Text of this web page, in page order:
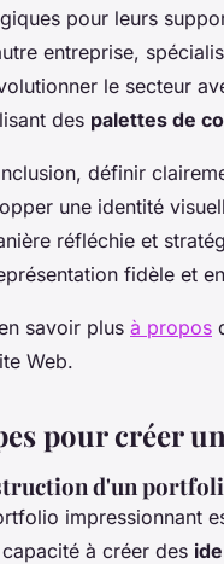
pour leurs
entreprise,
le secteur
des palettes de
définir
une identité
réfléchie et
fidèle et
savoir plus à propos
Web.
pour créer
d'un
impressionnant
à créer des